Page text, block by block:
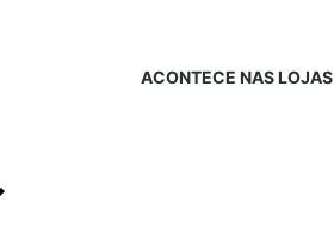
ACONTECE NAS LOJAS